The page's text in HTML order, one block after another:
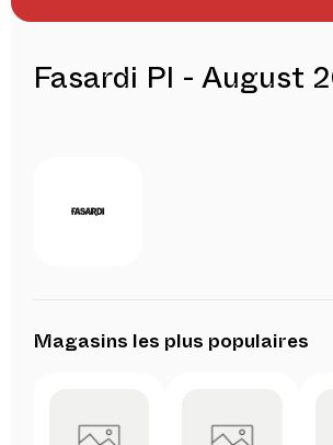
Fasardi Pl - August
Magasins les plus populaires